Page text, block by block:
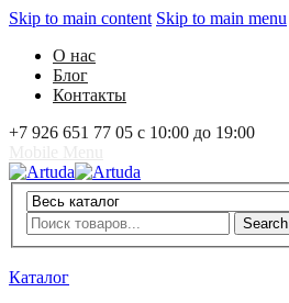
Skip to main content Skip to main menu
О нас
Блог
Контакты
+7 926 651 77 05 с 10:00 до 19:00
Artuda
Search
Search
Каталог